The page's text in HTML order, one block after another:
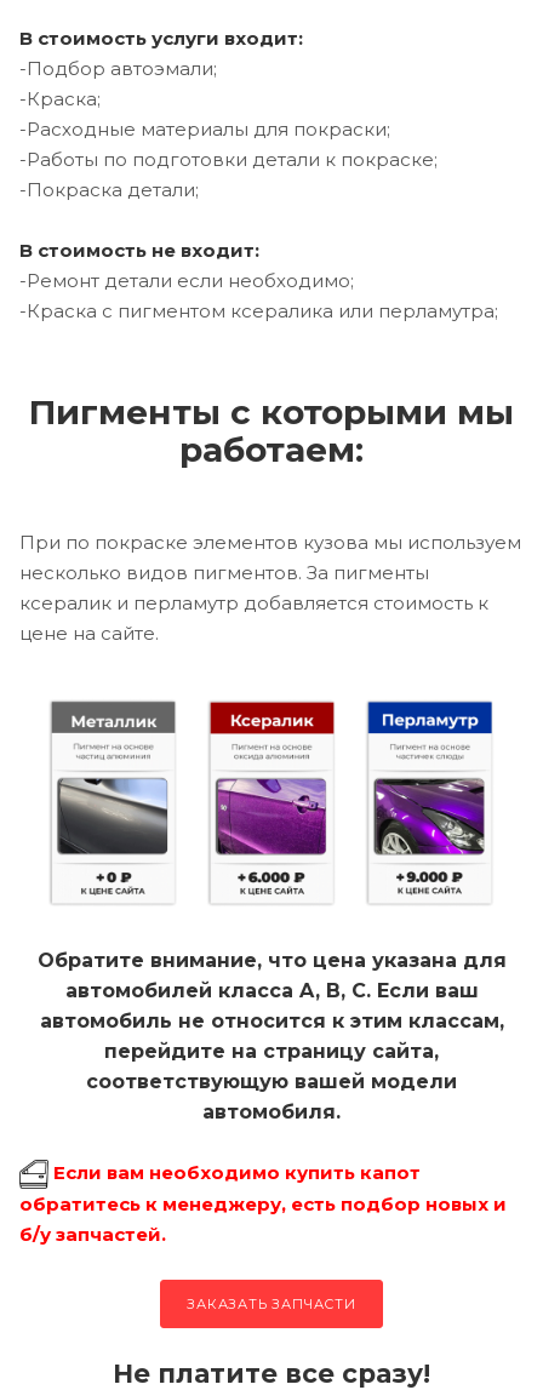
В стоимость услуги входит:
-Подбор автоэмали;
-Краска;
-Расходные материалы для покраски;
-Работы по подготовки детали к покраске;
-Покраска детали;
В стоимость не входит:
-Ремонт детали если необходимо;
-Краска с пигментом ксералика или перламутра;
Пигменты с которыми мы
работаем:
При по покраске элементов кузова мы используем
несколько видов пигментов. За пигменты
ксералик и перламутр добавляется стоимость к
цене на сайте.
Обратите внимание, что цена указана для
автомобилей класса A, B, C. Если ваш
автомобиль не относится к этим классам,
перейдите на страницу сайта,
соответствующую вашей модели
автомобиля.
Если вам необходимо купить капот
обратитесь к менеджеру, есть подбор новых и
б/у запчастей.
ЗАКАЗАТЬ ЗАПЧАСТИ
Не платите все сразу!